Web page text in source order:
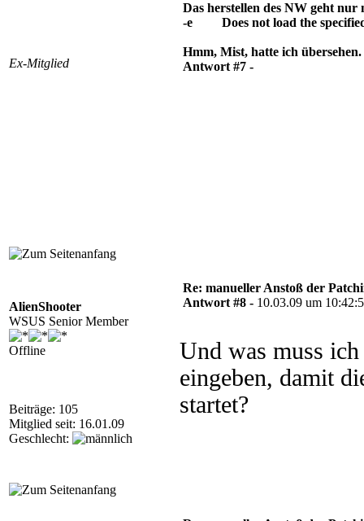
Ex-Mitglied
Das herstellen des NW geht nur
-e Does not load the
Hmm, Mist, hatte ich
Antwort #7 -
AlienShooter
WSUS Senior Member
Offline
Beiträge: 105
Mitglied seit: 16.01.09
Geschlecht:
Re: manueller Anstoß der
Antwort #8 - 10.03.09 um
Und was muss ich
eingeben, damit
startet?